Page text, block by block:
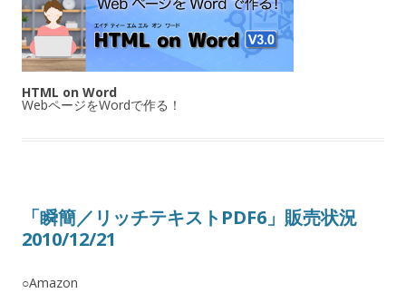
HTML on Word
WebページをWordで作る！
「瞬簡／リッチテキストPDF6」販売状況
2010/12/21
○Amazon